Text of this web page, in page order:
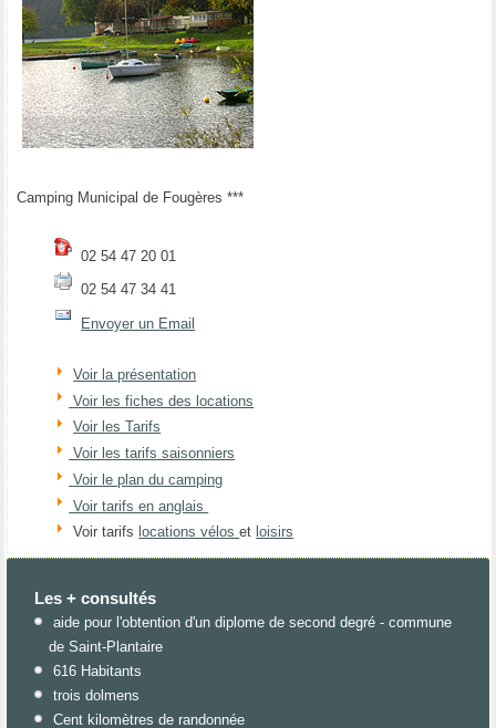
Camping Municipal de Fougères ***
02 54 47 20 01
02 54 47 34 41
Envoyer un Email
Voir la présentation
Voir les fiches des locations
Voir les Tarifs
Voir les tarifs saisonniers
Voir le plan du camping
Voir tarifs en anglais
Voir tarifs locations véloset loisirs
Les + consultés
aide pour l'obtention d'un diplome de second degré - commune
de Saint-Plantaire
616 Habitants
trois dolmens
Cent kilomètres de randonnée